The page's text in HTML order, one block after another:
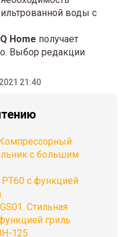
воды с
Home получает
Выбор редакции
21:40
Компрессорный
с большим
с функцией
Стильная
гриль
125.